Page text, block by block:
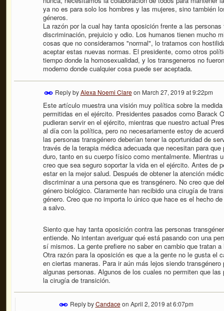
ya no es para solo los hombres y las mujeres, sino también
géneros.
La razón por la cual hay tanta oposición frente a las
discriminación, prejuicio y odio. Los humanos tienen mucho
cosas que no consideramos "normal", lo tratamos con
aceptar estas nuevas normas. El presidente, como otros
tiempo donde la homosexualidad, y los transgeneros no
moderno donde cualquier cosa puede ser aceptada.
Reply byAlexa Noemi Clareon March 27, 2019 at 9:22pm
Este artículo muestra una visión muy política sobre la
permitidas en el ejército. Presidentes pasados como Barack
pudieran servir en el ejército, mientras que nuestro actual
al día con la política, pero no necesariamente estoy de
las personas transgénero deberían tener la oportunidad de
través de la terapia médica adecuada que necesitan para
duro, tanto en su cuerpo físico como mentalmente. Mientras
creo que sea seguro soportar la vida en el ejército. Antes de
estar en la mejor salud. Después de obtener la atención
discriminar a una persona que es transgénero. No creo que
género biológico. Claramente han recibido una cirugía de
género. Creo que no importa lo único que hace es el hecho
a salvo.
Siento que hay tanta oposición contra las personas
entiende. No intentan averiguar qué está pasando con una
sí mismos. La gente prefiere no saber en cambio que tratan
Otra razón para la oposición es que a la gente no le gusta el
en ciertas maneras. Para ir aún más lejos siendo
algunas personas. Algunos de los cuales no permiten que
la cirugía de transición.
Reply byCandaceon April 2, 2019 at 6:07pm